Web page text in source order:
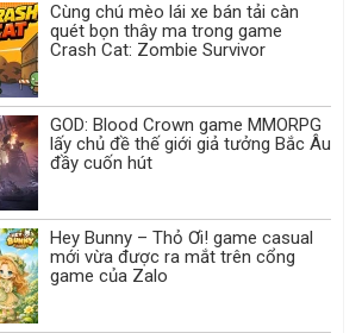
Cùng chú mèo lái xe bán tải càn
quét bọn thây ma trong game
Crash Cat: Zombie Survivor
GOD: Blood Crown game MMORPG
lấy chủ đề thế giới giả tưởng Bắc Âu
đầy cuốn hút
Hey Bunny – Thỏ Ơi! game casual
mới vừa được ra mắt trên cổng
game của Zalo